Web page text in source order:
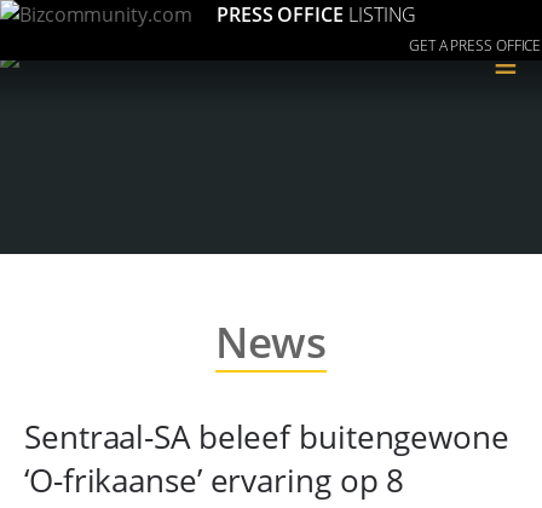
PRESS OFFICE LISTING
GET A PRESS OFFICE
≡
News
Sentraal-SA beleef buitengewone
‘O-frikaanse’ ervaring op 8